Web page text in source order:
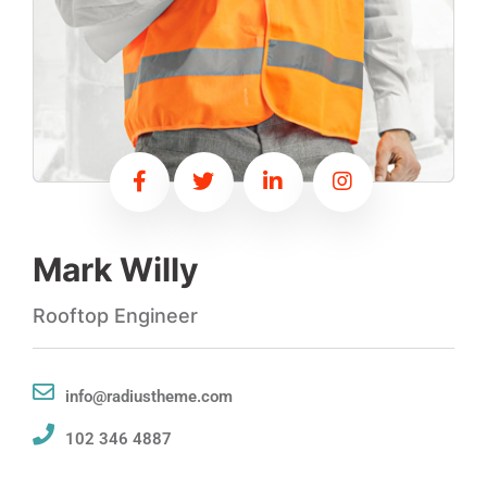
Mark Willy
Rooftop Engineer
info@radiustheme.com
102 346 4887